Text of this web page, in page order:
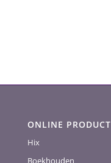
ONLINE
Hix
Boekhouden